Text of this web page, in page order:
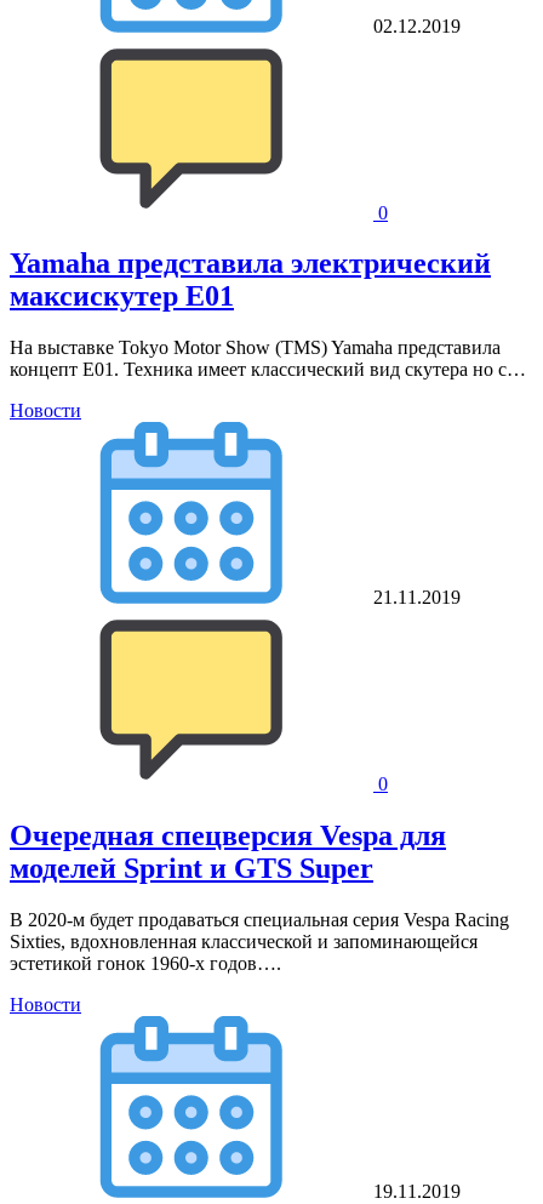
02.12.2019
0
Yamaha представила электрический
максискутер E01
На выставке Tokyo Motor Show (TMS) Yamaha представила
концепт E01. Техника имеет классический вид скутера но с…
Новости
21.11.2019
0
Очередная спецверсия Vespa для
моделей Sprint и GTS Super
В 2020-м будет продаваться специальная серия Vespa Racing
Sixties, вдохновленная классической и запоминающейся
эстетикой гонок 1960-х годов….
Новости
19.11.2019